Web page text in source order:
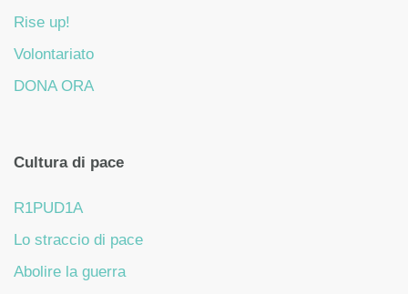
Rise up!
Volontariato
DONA ORA
Cultura di pace
R1PUD1A
Lo straccio di pace
Abolire la guerra